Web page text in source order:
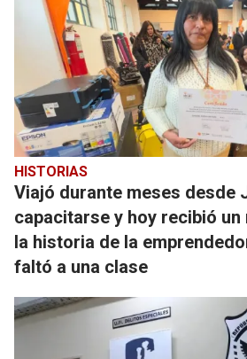
HISTORIAS
Viajó durante meses desde
capacitarse y hoy recibió
la historia de la
faltó a una clase